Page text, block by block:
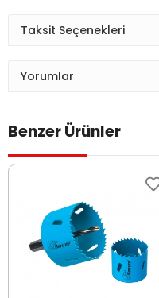
Taksit Seçenekleri
Yorumlar
Benzer Ürünler